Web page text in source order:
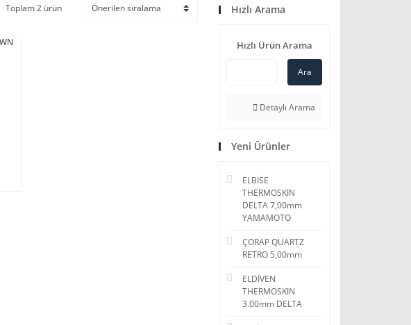
Toplam 2 ürün Hızlı Arama
Hızlı Ürün Arama
Ara
Detaylı Arama
Yeni Ürünler
ELBİSE
THERMOSKIN
DELTA 7,00mm
YAMAMOTO
ÇORAP QUARTZ
RETRO 5,00mm
ELDİVEN
THERMOSKIN
3.00mm DELTA